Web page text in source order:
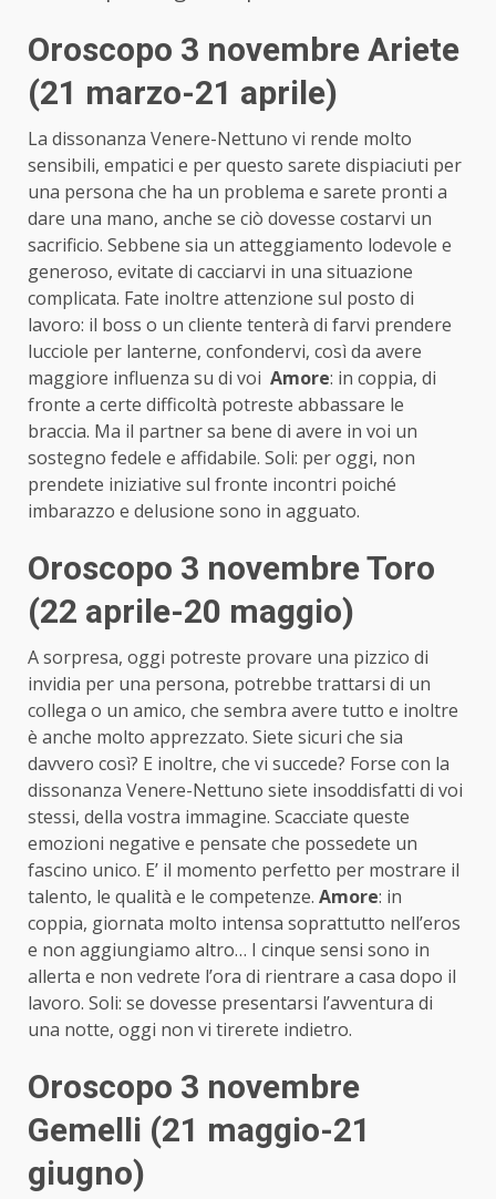
Oroscopo 3 novembre Ariete
(21 marzo-21 aprile)
La dissonanza Venere-Nettuno vi rende molto
sensibili, empatici e per questo sarete dispiaciuti per
una persona che ha un problema e sarete pronti a
dare una mano, anche se ciò dovesse costarvi un
sacrificio. Sebbene sia un atteggiamento lodevole e
generoso, evitate di cacciarvi in una situazione
complicata. Fate inoltre attenzione sul posto di
lavoro: il boss o un cliente tenterà di farvi prendere
lucciole per lanterne, confondervi, così da avere
maggiore influenza su di voi Amore: in coppia, di
fronte a certe difficoltà potreste abbassare le
braccia. Ma il partner sa bene di avere in voi un
sostegno fedele e affidabile. Soli: per oggi, non
prendete iniziative sul fronte incontri poiché
imbarazzo e delusione sono in agguato.
Oroscopo 3 novembre Toro
(22 aprile-20 maggio)
A sorpresa, oggi potreste provare una pizzico di
invidia per una persona, potrebbe trattarsi di un
collega o un amico, che sembra avere tutto e inoltre
è anche molto apprezzato. Siete sicuri che sia
davvero così? E inoltre, che vi succede? Forse con la
dissonanza Venere-Nettuno siete insoddisfatti di voi
stessi, della vostra immagine. Scacciate queste
emozioni negative e pensate che possedete un
fascino unico. E’ il momento perfetto per mostrare il
talento, le qualità e le competenze. Amore: in
coppia, giornata molto intensa soprattutto nell’eros
e non aggiungiamo altro… I cinque sensi sono in
allerta e non vedrete l’ora di rientrare a casa dopo il
lavoro. Soli: se dovesse presentarsi l’avventura di
una notte, oggi non vi tirerete indietro.
Oroscopo 3 novembre
Gemelli (21 maggio-21
giugno)